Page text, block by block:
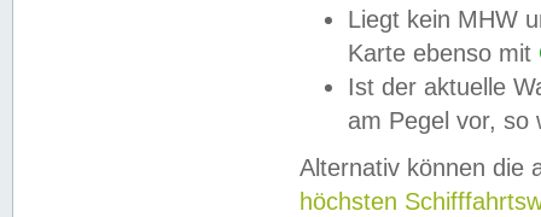
Liegt kein MHW
Karte ebenso mit
Ist der aktuelle
am Pegel vor,
Alternativ können die
höchsten